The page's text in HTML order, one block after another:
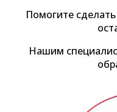
Помогите
Нашим